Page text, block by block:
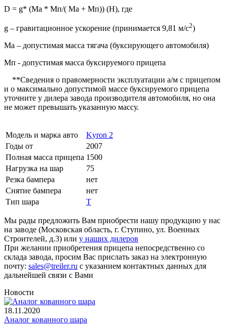
D = g* (Mа * Мп/( Mа + Мп)) (Н), где
g – гравитационное ускорение (принимается 9,81 м/с2)
Mа – допустимая масса тягача (буксирующего автомобиля)
Мп - допустимая масса буксируемого прицепа
**Сведения о правомерности эксплуатации а/м с прицепом
и о максимально допустимой массе буксируемого прицепа
уточните у дилера завода производителя автомобиля, но она
не может превышать указанную массу.
Модель и марка авто
Kyron 2
Годы от
2007
Полная масса прицепа 1500
Нагрузка на шар
75
Резка бампера
нет
Снятие бампера
нет
Тип шара
Т
Мы рады предложить Вам приобрести нашу продукцию у нас
на заводе (Московская область, г. Ступино, ул. Военных
Строителей, д.3) или у наших дилеров
При желании приобретения прицепа непосредственно со
склада завода, просим Вас прислать заказ на электронную
почту: sales@treiler.ru с указанием контактных данных для
дальнейшей связи с Вами
Новости
18.11.2020
Аналог кованного шара